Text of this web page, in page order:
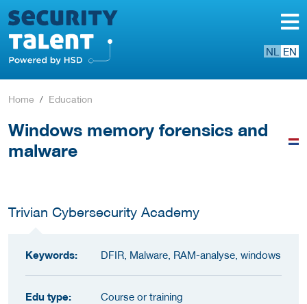
NL EN
Home Education
Windows memory forensics and
malware
Trivian Cybersecurity Academy
Keywords: DFIR, Malware, RAM-analyse, windows
Edu type:
Course or training